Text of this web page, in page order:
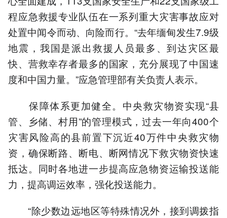
程应急救援专业队伍在一系列重大灾害事故应对
处置中闻令而动、向险而行。“去年缅甸发生7.9级
地震，我国是派出救援人员最多、到达灾区最
快、营救幸存者最多的国家，充分展现了中国速
度和中国力量。”应急管理部有关负责人表示。
保障体系更加健全。中央救灾物资实现“县
管、乡储、村用”的管理模式，过去一年向400个
灾害风险高的县前置下沉近40万件中央救灾物
资，确保断路、断电、断网情况下救灾物资快速
抵达。同时各地进一步提高应急物资运输投送能
力，提高调运效率，强化投送能力。
“除少数边远地区等特殊情况外，接到调拨指